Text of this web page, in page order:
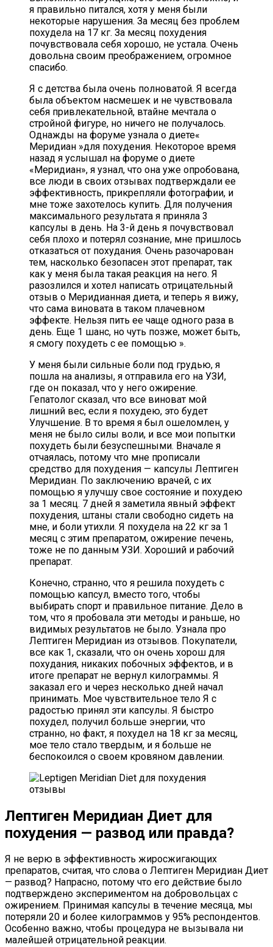
я правильно питался, хотя у меня были
некоторые нарушения. За месяц без проблем
похудела на 17 кг. За месяц похудения
почувствовала себя хорошо, не устала. Очень
довольна своим преображением, огромное
спасибо.
Я с детства была очень полноватой. Я всегда
была объектом насмешек и не чувствовала
себя привлекательной, втайне мечтала о
стройной фигуре, но ничего не получалось.
Однажды на форуме узнала о диете«
Меридиан »для похудения. Некоторое время
назад я услышал на форуме о диете
«Меридиан», я узнал, что она уже опробована,
все люди в своих отзывах подтверждали ее
эффективность, прикрепляли фотографии, и
мне тоже захотелось купить. Для получения
максимального результата я приняла 3
капсулы в день. На 3-й день я почувствовал
себя плохо и потерял сознание, мне пришлось
отказаться от похудания. Очень разочарован
тем, насколько безопасен этот препарат, так
как у меня была такая реакция на него. Я
разозлился и хотел написать отрицательный
отзыв о Меридианная диета, и теперь я вижу,
что сама виновата в таком плачевном
эффекте. Нельзя пить ее чаще одного раза в
день. Еще 1 шанс, но чуть позже, может быть,
я смогу похудеть с ее помощью ».
У меня были сильные боли под грудью, я
пошла на анализы, я отправила его на УЗИ,
где он показал, что у него ожирение.
Гепатолог сказал, что все виноват мой
лишний вес, если я похудею, это будет
Улучшение. В то время я был ошеломлен, у
меня не было силы воли, и все мои попытки
похудеть были безуспешными. Вначале я
отчаялась, потому что мне прописали
средство для похудения — капсулы Лептиген
Меридиан. По заключению врачей, с их
помощью я улучшу свое состояние и похудею
за 1 месяц. 7 дней я заметила явный эффект
похудения, штаны стали свободно сидеть на
мне, и боли утихли. Я похудела на 22 кг за 1
месяц с этим препаратом, ожирение печень,
тоже не по данным УЗИ. Хороший и рабочий
препарат.
Конечно, странно, что я решила похудеть с
помощью капсул, вместо того, чтобы
выбирать спорт и правильное питание. Дело в
том, что я пробовала эти методы и раньше, но
видимых результатов не было. Узнала про
Лептиген Меридиан из отзывов. Покупатели,
все как 1, сказали, что он очень хорош для
похудания, никаких побочных эффектов, и в
итоге препарат не вернул килограммы. Я
заказал его и через несколько дней начал
принимать. Мое чувствительное тело Я с
радостью принял эти капсулы. Я быстро
похудел, получил больше энергии, что
странно, но факт, я похудел на 18 кг за месяц,
мое тело стало твердым, и я больше не
беспокоился о своем кровяном давлении.
Лептиген Меридиан Диет для
похудения — развод или правда?
Я не верю в эффективность жиросжигающих
препаратов, считая, что слова о Лептиген Меридиан Диет
— развод? Напрасно, потому что его действие было
подтверждено экспериментом на добровольцах с
ожирением. Принимая капсулы в течение месяца, мы
потеряли 20 и более килограммов у 95% респондентов.
Особенно важно, чтобы процедура не вызывала ни
малейшей отрицательной реакции.